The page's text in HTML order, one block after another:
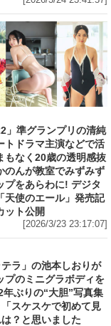
」準グランプリの清純
トドラマ主演などで活
もなく20歳の透明感抜
のんが教室でみずみず
プをあらわに! デジタ
天使のエール」発売記
ット公開
[2026/3/23 23:17:07]
ラ」の池本しおりが
のミニグラボディを
ぶりの“大胆”写真集
スケスケで初めて見
？と思いました